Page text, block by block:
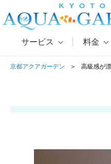
サービス 料金
京都アクアガーデン 高級感が